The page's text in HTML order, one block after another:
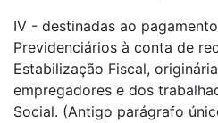
IV - destinadas ao
Previdenciários à conta de
Estabilização Fiscal,
empregadores e dos
Social. (Antigo parágrafo